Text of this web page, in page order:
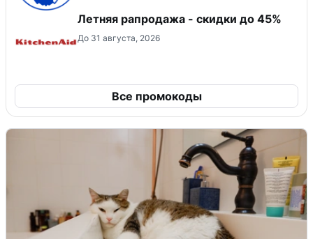
Летняя рапродажа - скидки до 45%
До 31 августа, 2026
Все промокоды